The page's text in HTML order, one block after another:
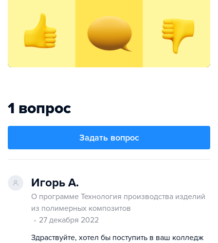
1 вопрос
Задать вопрос
Игорь А.
О программе Технология производства изделий
из полимерных композитов
27 декабря 2022
Здраствуйте, хотел бы поступить в ваш колледж